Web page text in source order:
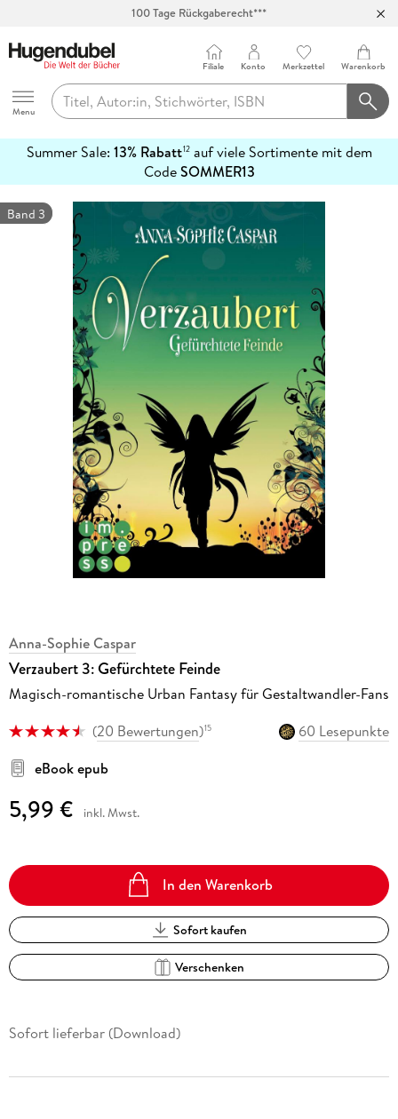
100 Tage Rückgaberecht***
Hugendubel
Menu
Filiale Konto Merkzettel Warenkorb
Summer Sale: 13% Rabatt12auf viele Sortimente mit dem
CodeSOMMER13
erfahren
Band 3
Anna-Sophie Caspar
Verzaubert 3: Gefürchtete Feinde
Magisch-romantische Urban Fantasy für Gestaltwandler-Fans
(20 Bewertungen)15
60 Lesepunkte
eBook epub
5,99 € inkl. Mwst.
In den Warenkorb
Sofort kaufen
Verschenken
Sofort lieferbar (Download)